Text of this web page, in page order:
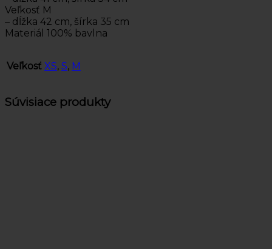
Veľkosť M
– dĺžka 42 cm, šírka 35 cm
Materiál 100% bavlna
Veľkosť XS, S, M
Súvisiace produkty